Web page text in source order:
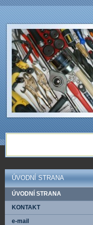
ÚVODNÍ STRANA
ÚVODNÍ STRANA
KONTAKT
e-mail